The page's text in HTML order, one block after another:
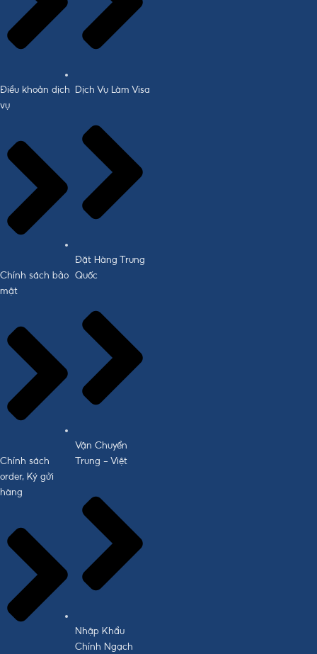
Điều khoản dịch
vụ
Chính sách bảo
mật
Chính sách
order, Ký gửi
hàng
Dịch Vụ Làm Visa
Đặt Hàng Trung
Quốc
Vận Chuyển
Trung - Việt
Nhập Khẩu
Chính Ngạch